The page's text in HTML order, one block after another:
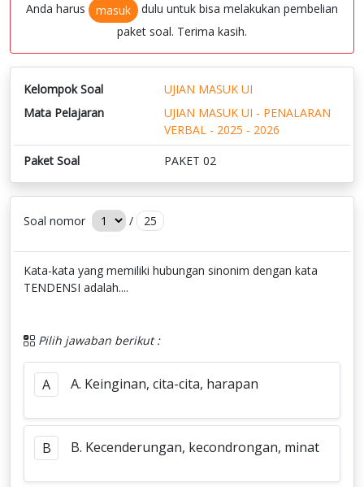
Anda harus masuk
dulu untuk bisa melakukan pembelian
paket soal. Terima kasih.
Kelompok Soal
UJIAN MASUK UI
Mata Pelajaran
UJIAN MASUK UI - PENALARAN
VERBAL - 2025 - 2026
Paket Soal
PAKET 02
Soal nomor / 25
Kata-kata yang memiliki hubungan sinonim dengan kata
TENDENSI adalah....
Pilih jawaban berikut :
A A. Keinginan, cita-cita, harapan
B B. Kecenderungan, kecondrongan, minat